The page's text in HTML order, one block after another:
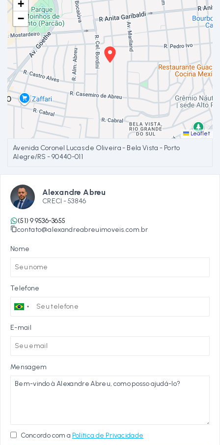
+
−
Leaflet
Avenida Coronel Lucas de Oliveira - Bela Vista - Porto
Alegre/RS - 90440-011
Alexandre Abreu
CRECI -53846
(51) 9 9536-3655
contato@alexandreabreuimoveis.com.br
Nome
Telefone
E-mail
Mensagem
Concordo com a Política de Privacidade